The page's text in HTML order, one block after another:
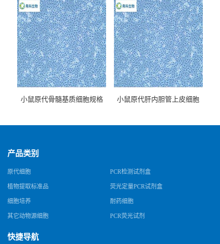
小鼠原代骨髓基质细胞规格
小鼠原代肝内胆管上皮细胞
产品类别
原代细胞 PCR检测试剂盒
植物提取标准品 荧光定量PCR试剂盒
细胞培养 耐药细胞
其它动物源细胞 PCR荧光试剂
快捷导航